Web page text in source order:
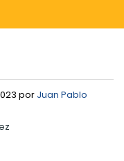
por Juan Pablo